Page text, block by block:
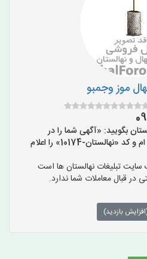
موز وجمبو
بگویید: «آگهی شما را در
سایت «نهال فروشی» دیده ام و کد «نهالستان-10174» را اعلام
تبلیغات نهالستان ها است
قبال معاملات شما ندارد.
بازدید)